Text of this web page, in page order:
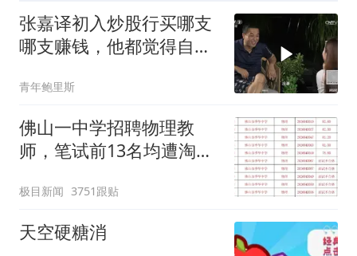
张嘉译初入炒股行买哪支
哪支赚钱，他都觉得自己
青年鲍里斯
佛山一中学招聘物理教
师，笔试前13名均遭淘
聘，成立调查组全面核查
极目新闻 3751跟贴
天空硬糖消